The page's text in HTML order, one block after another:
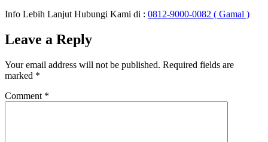
Info Lebih Lanjut Hubungi Kami di : 0812-9000-0082 ( Gamal )
Leave a Reply
Your email address will not be published. Required fields are
marked *
Comment *